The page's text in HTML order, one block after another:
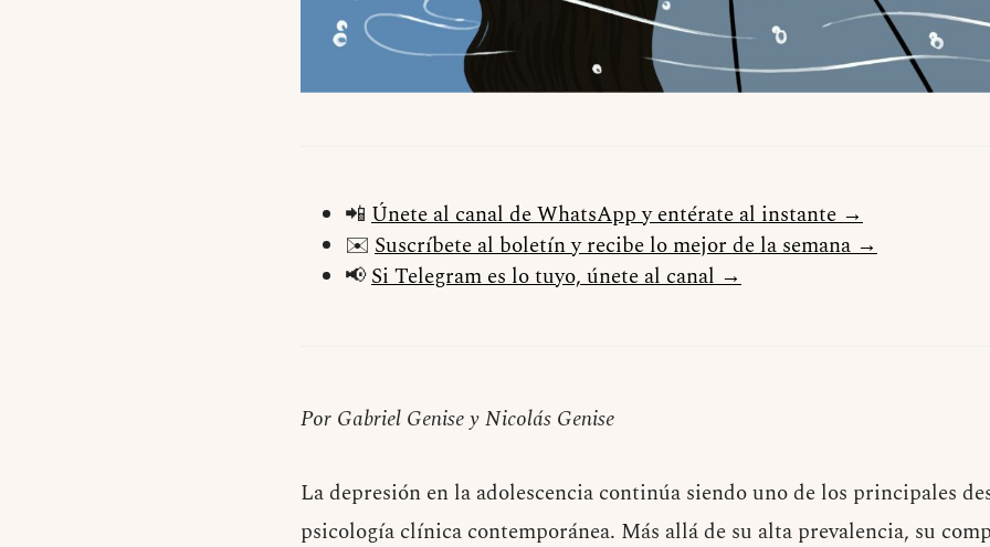
📲 Únete al canal de WhatsApp y entérate al instante →
✉️ Suscríbete al boletín y recibe lo mejor de la semana →
📢Si Telegram es lo tuyo, únete al canal →
Por Gabriel Genise y Nicolás Genise
La depresión en la adolescencia continúa siendo uno de los principales
psicología clínica contemporánea. Más allá de su alta prevalencia, su